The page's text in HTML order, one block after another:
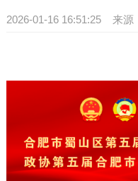
2026-01-16 16:51:25 来源